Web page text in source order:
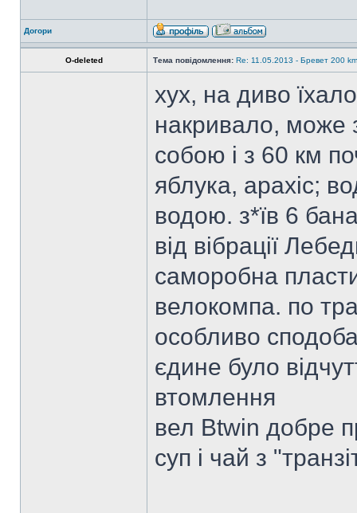
Догори
O-deleted Тема повідомлення: Re: 11.05.2013 - Бревет 200
хух, на диво
накривало, може
собою і з 60 км
яблука, арахіс;
водою. з*їв 6
від вібрації
саморобна
велокомпа. по
особливо
єдине було
втомлення
вел Btwin добре
суп і чай з